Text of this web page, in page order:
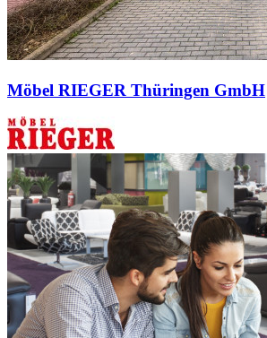
Möbel RIEGER Thüringen GmbH